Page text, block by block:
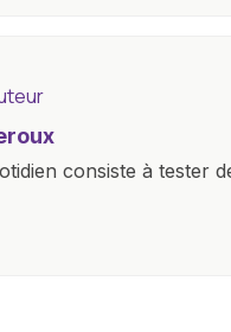
consiste à tester
des lancements